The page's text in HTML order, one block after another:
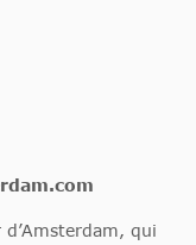
d’Amsterdam, qui